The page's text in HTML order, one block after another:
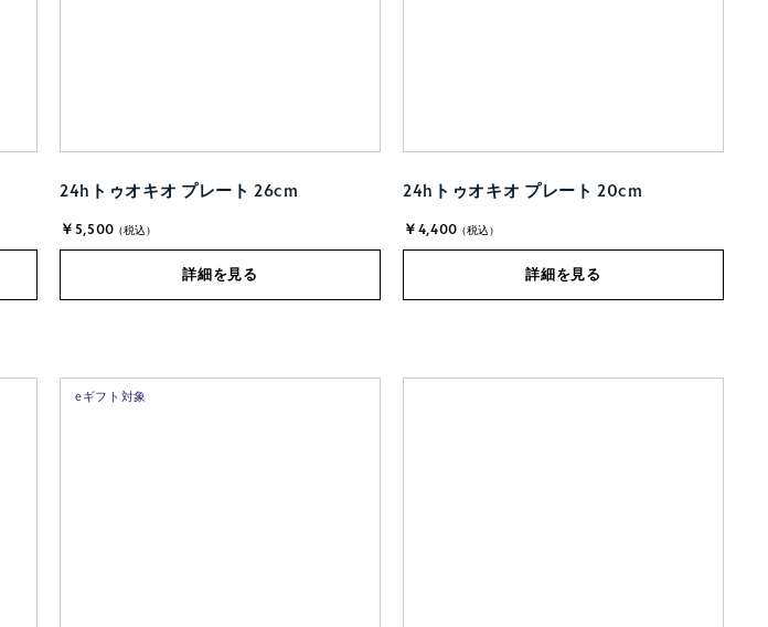
24hトゥオキオ プレート 26cm
￥5,500 (税込)
詳細を見る
24hトゥオキオ プレート 20cm
￥4,400 (税込)
詳細を見る
eギフト対象